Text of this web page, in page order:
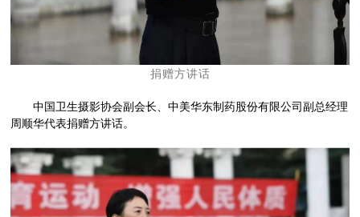
捐赠方讲话
中国卫生摄影协会副会长、中美华东制药股份有限公司副总经理
周顺华代表捐赠方讲话。